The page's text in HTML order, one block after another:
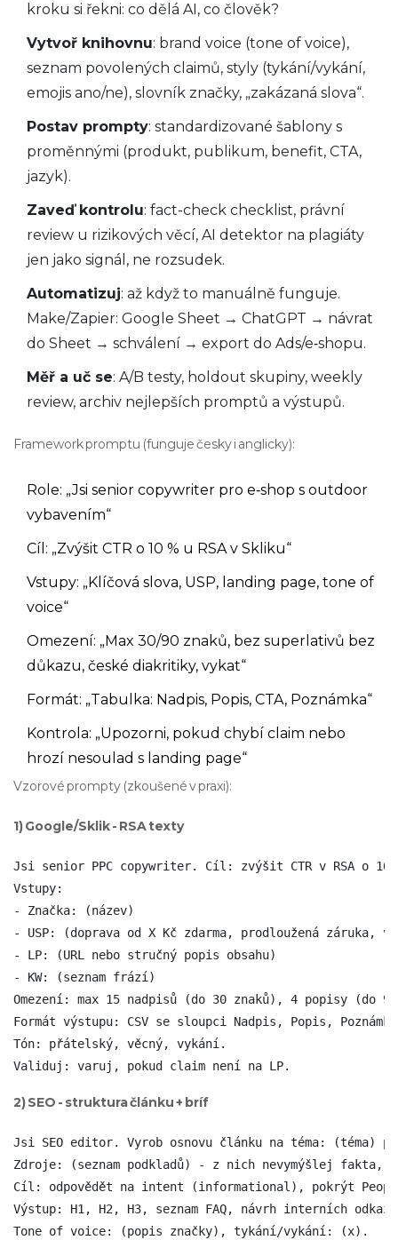
kroku si řekni: co dělá AI, co člověk?
Vytvoř knihovnu: brand voice (tone of voice),
seznam povolených claimů, styly (tykání/vykání,
emojis ano/ne), slovník značky, „zakázaná slova“.
Postav prompty: standardizované šablony s
proměnnými (produkt, publikum, benefit, CTA,
jazyk).
Zaveď kontrolu: fact-check checklist, právní
review u rizikových věcí, AI detektor na plagiáty
jen jako signál, ne rozsudek.
Automatizuj: až když to manuálně funguje.
Make/Zapier: Google Sheet → ChatGPT → návrat
do Sheet → schválení → export do Ads/e‑shopu.
Měř a uč se: A/B testy, holdout skupiny, weekly
review, archiv nejlepších promptů a výstupů.
Framework promptu (funguje česky i anglicky):
Role: „Jsi senior copywriter pro e‑shop s outdoor
vybavením“
Cíl: „Zvýšit CTR o 10 % u RSA v Skliku“
Vstupy: „Klíčová slova, USP, landing page, tone of
voice“
Omezení: „Max 30/90 znaků, bez superlativů bez
důkazu, české diakritiky, vykat“
Formát: „Tabulka: Nadpis, Popis, CTA, Poznámka“
Kontrola: „Upozorni, pokud chybí claim nebo
hrozí nesoulad s landing page“
Vzorové prompty (zkoušené v praxi):
1) Google/Sklik - RSA texty
Jsi senior PPC copywriter. Cíl: zvýšit CTR v RSA o 10
Vstupy:
- Značka: (název)
- USP: (doprava od X Kč zdarma, prodloužená záruka,
- LP: (URL nebo stručný popis obsahu)
- KW: (seznam frází)
Omezení: max 15 nadpisů (do 30 znaků), 4 popisy
Formát výstupu: CSV se sloupci Nadpis, Popis,
Tón: přátelský, věcný, vykání.
Validuj: varuj, pokud claim není na LP.
2) SEO - struktura článku + bríf
Jsi SEO editor. Vyrob osnovu článku na téma: (téma)
Zdroje: (seznam podkladů) - z nich nevymýšlej fakta,
Cíl: odpovědět na intent (informational), pokrýt
Výstup: H1, H2, H3, seznam FAQ, návrh interních
Tone of voice: (popis značky), tykání/vykání: (x).